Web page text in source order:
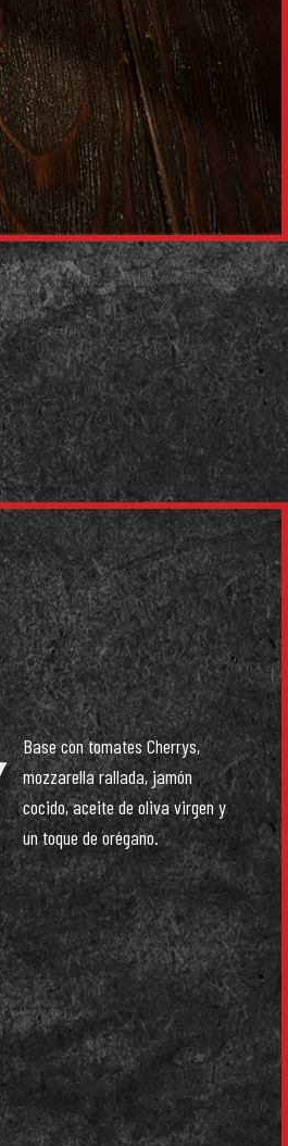
Base con tomates Cherrys,
mozzarella rallada, jamón
cocido, aceite de oliva virgen y
un toque de orégano.